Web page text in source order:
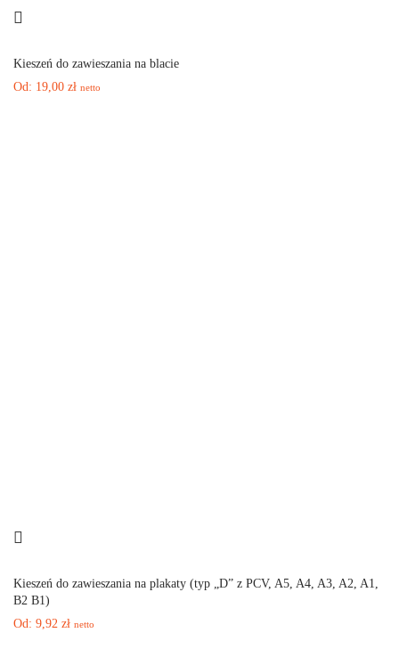
Kieszeń do zawieszania na blacie
Od: 19,00 zł netto
Kieszeń do zawieszania na plakaty (typ „D” z PCV, A5, A4, A3, A2, A1,
B2 B1)
Od: 9,92 zł netto